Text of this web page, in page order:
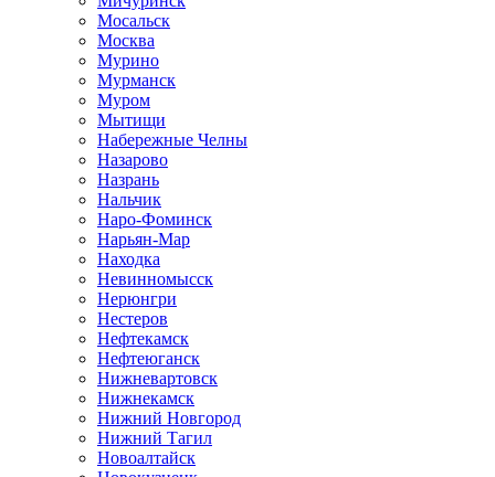
Мосальск
Москва
Мурино
Мурманск
Муром
Мытищи
Набережные Челны
Назарово
Назрань
Нальчик
Наро-Фоминск
Нарьян-Мар
Находка
Невинномысск
Нерюнгри
Нестеров
Нефтекамск
Нефтеюганск
Нижневартовск
Нижнекамск
Нижний Новгород
Нижний Тагил
Новоалтайск